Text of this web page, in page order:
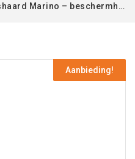
Marino – beschermhoes
Aanbieding!